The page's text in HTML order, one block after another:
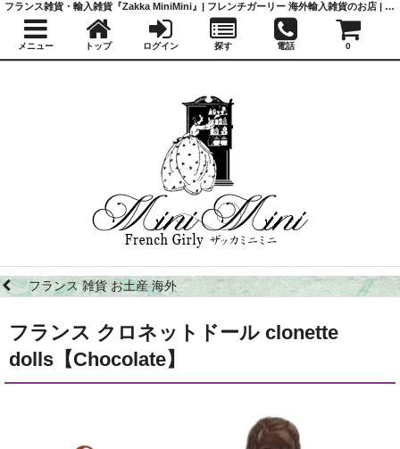
フランス 雑貨 お土産 海外
フランス クロネットドール clonette
dolls【Chocolate】
フランス雑貨・輸入雑貨『Zakka MiniMini』| フレンチガーリー 海外輸入雑貨のお店 | かわいい雑貨 | 蚤の市 | アンティーク
メニュー トップ ログイン 探す 電話 0